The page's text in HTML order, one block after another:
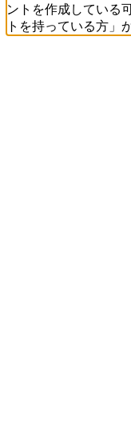
ントを作成している
トを持っている方」